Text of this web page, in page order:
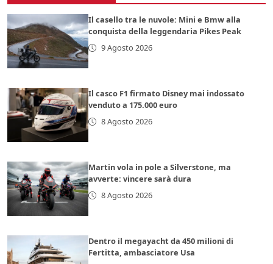
Il casello tra le nuvole: Mini e Bmw alla
conquista della leggendaria Pikes Peak
9 Agosto 2026
Il casco F1 firmato Disney mai indossato
venduto a 175.000 euro
8 Agosto 2026
Martin vola in pole a Silverstone, ma
avverte: vincere sarà dura
8 Agosto 2026
Dentro il megayacht da 450 milioni di
Fertitta, ambasciatore Usa